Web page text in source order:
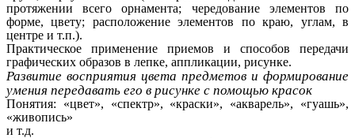
протяжении всего орнамента; чередование элементов по
форме, цвету; расположение элементов по краю, углам, в
центре и т.п.).
Практическое применение приемов и способов передачи
графических образов в лепке, аппликации, рисунке.
Развитие восприятия цвета предметов и формирование
умения передавать его в рисунке с помощью красок
Понятия: «цвет», «спектр», «краски», «акварель», «гуашь»,
«живопись»
и т.д.